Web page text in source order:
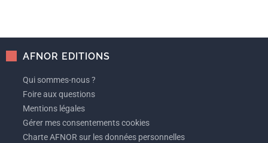
AFNOR EDITIONS
Qui sommes-nous ?
Foire aux questions
Mentions légales
Gérer mes consentements cookies
Charte AFNOR sur les données personnelles